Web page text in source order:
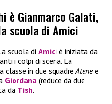
è Gianmarco Galati,
scuola di Amici
scuola di Amici è iniziata da
i colpi di scena. La
classe in due squadreAtenee
Giordana (reduce da due
da Tish.